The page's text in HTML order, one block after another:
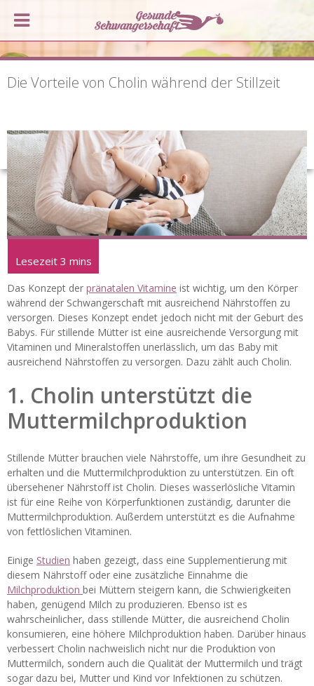
Die Vorteile von Cholin während der Stillzeit
Das Konzept der pränatalen Vitamine ist wichtig, um den Körper
während der Schwangerschaft mit ausreichend Nährstoffen zu
versorgen. Dieses Konzept endet jedoch nicht mit der Geburt des
Babys. Für stillende Mütter ist eine ausreichende Versorgung mit
Vitaminen und Mineralstoffen unerlässlich, um das Baby mit
ausreichend Nährstoffen zu versorgen. Dazu zählt auch Cholin.
1. Cholin unterstützt die
Muttermilchproduktion
Stillende Mütter brauchen viele Nährstoffe, um ihre Gesundheit zu
erhalten und die Muttermilchproduktion zu unterstützen. Ein oft
übersehener Nährstoff ist Cholin. Dieses wasserlösliche Vitamin
ist für eine Reihe von Körperfunktionen zuständig, darunter die
Muttermilchproduktion. Außerdem unterstützt es die Aufnahme
von fettlöslichen Vitaminen.
Einige Studien haben gezeigt, dass eine Supplementierung mit
diesem Nährstoff oder eine zusätzliche Einnahme die
Milchproduktion bei Müttern steigern kann, die Schwierigkeiten
haben, genügend Milch zu produzieren. Ebenso ist es
wahrscheinlicher, dass stillende Mütter, die ausreichend Cholin
konsumieren, eine höhere Milchproduktion haben. Darüber hinaus
verbessert Cholin nachweislich nicht nur die Produktion von
Muttermilch, sondern auch die Qualität der Muttermilch und trägt
sogar dazu bei, Mutter und Kind vor Infektionen zu schützen.